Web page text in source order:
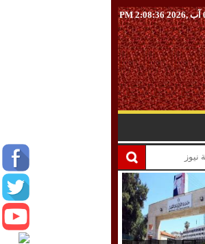
2:08:37 PM